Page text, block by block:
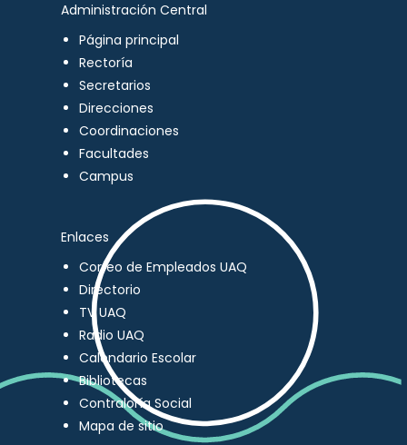
Administración Central
Página principal
Rectoría
Secretarios
Direcciones
Coordinaciones
Facultades
Campus
Enlaces
Correo de Empleados UAQ
Directorio
TV UAQ
Radio UAQ
Calendario Escolar
Bibliotecas
Contraloría Social
Mapa de sitio